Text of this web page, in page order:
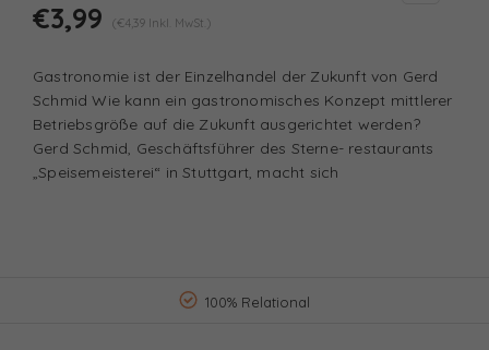
€3,99 (€4,39 Inkl. MwSt.)
Gastronomie ist der Einzelhandel der Zukunft von Gerd
Schmid Wie kann ein gastronomisches Konzept mittlerer
Betriebsgröße auf die Zukunft ausgerichtet werden?
Gerd Schmid, Geschäftsführer des Sterne- restaurants
„Speisemeisterei“ in Stuttgart, macht sich
100% Relational